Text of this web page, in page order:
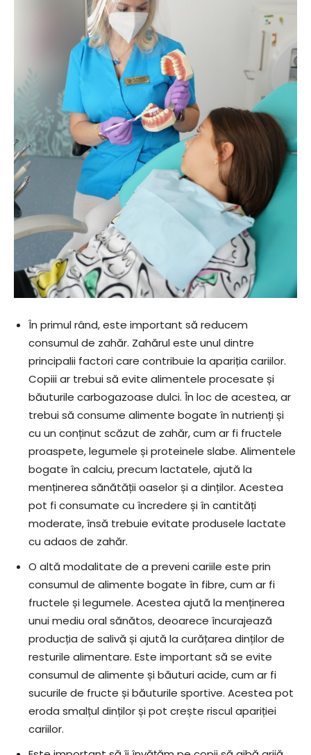
În primul rând, este important să reducem
consumul de zahăr. Zahărul este unul dintre
principalii factori care contribuie la apariția cariilor.
Copiii ar trebui să evite alimentele procesate și
băuturile carbogazoase dulci. În loc de acestea, ar
trebui să consume alimente bogate în nutrienți și
cu un conținut scăzut de zahăr, cum ar fi fructele
proaspete, legumele și proteinele slabe. Alimentele
bogate în calciu, precum lactatele, ajută la
menținerea sănătății oaselor și a dinților. Acestea
pot fi consumate cu încredere și în cantități
moderate, însă trebuie evitate produsele lactate
cu adaos de zahăr.
O altă modalitate de a preveni cariile este prin
consumul de alimente bogate în fibre, cum ar fi
fructele și legumele. Acestea ajută la menținerea
unui mediu oral sănătos, deoarece încurajează
producția de salivă și ajută la curățarea dinților de
resturile alimentare. Este important să se evite
consumul de alimente și băuturi acide, cum ar fi
sucurile de fructe și băuturile sportive. Acestea pot
eroda smalțul dinților și pot crește riscul apariției
cariilor.